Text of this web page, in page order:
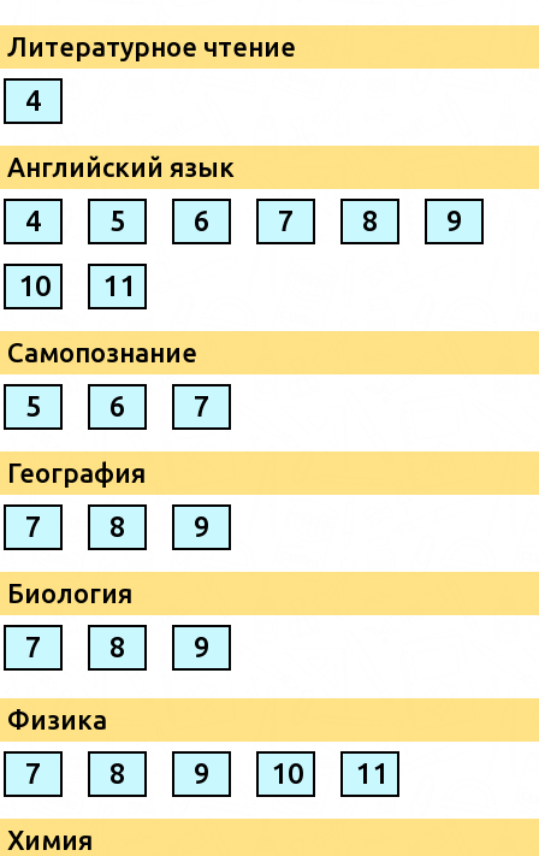
Литературное чтение
4
Английский язык
4 5 6 7 8
9
10
11
Самопознание
5 6 7
География
7 8 9
Биология
7 8 9
Физика
7 8 9 10 11
Химия